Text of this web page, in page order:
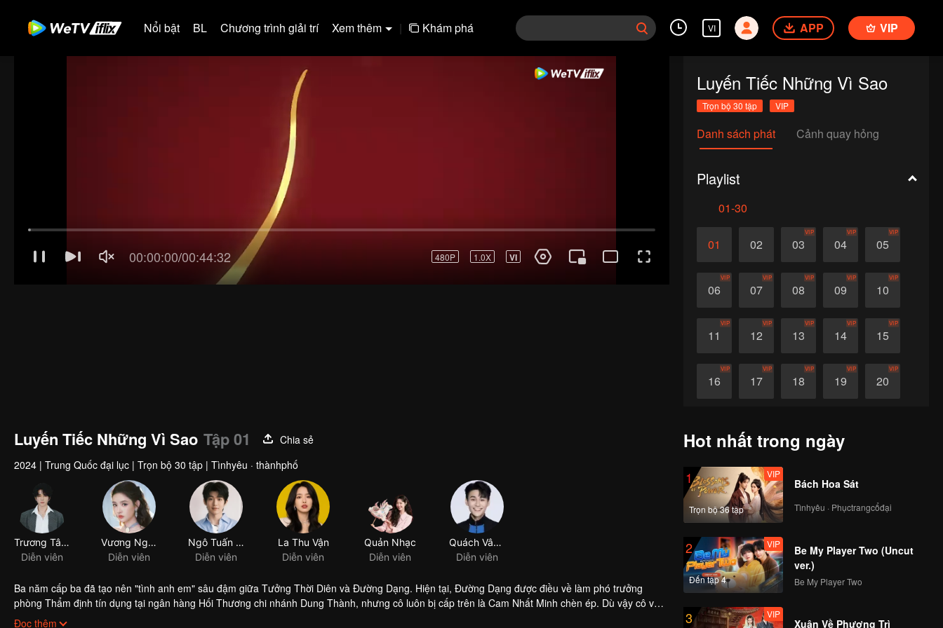
Nổi bật BL Chương trình giải trí Xem thêm | Khám phá VI APP VIP
Luyến Tiếc Những Vì Sao
Trọn bộ 30 tập VIP
Danh sách phát Cảnh quay hỏng
Playlist
01-30
01 02 03
VIP
04
VIP
05
VIP
06
VIP
07
VIP
08
VIP
09
VIP
10
VIP
11
VIP
12
VIP
13
VIP
14
VIP
15
VIP
16
VIP
17
VIP
18
VIP
19
VIP
20
VIP
26 27
Luyến Tiếc Những Vì Sao Tập 01
Chia sẻ
2024 | Trung Quốc đại lục | Trọn bộ 30 tập | Tìnhyêu · thànhphố
Trương Tân Thành
Diễn viên
Vương Ngọc Văn
Diễn viên
Ba năm cấp ba đã tạo nên "tình anh em" sâu đậm giữa Tưởng Thời Diên và Đường Dạng. Hiện tại, Đường Dạng được điều về làm phó trưởng
phòng Thẩm định tín dụng tại ngân hàng Hối Thương chi nhánh Dung Thành, nhưng cô luôn bị cấp trên là Cam Nhất Minh chèn ép. Dù vậy cô vẫn
chống lại ý kiến đám đông để duyệt khoản vay cho hộ kinh doanh nhỏ "Đồ kho Chí Lan". Trong khi đó, Tưởng Thời Diên, người sáng lập ra "Món
Đọc thêm
Hot nhất trong ngày
1
Trọn bộ 36 tập
VIP
Bách Hoa Sát
Tìnhyêu · Phụctrangcổđại
2
Đến tập 4
VIP
Be My Player Two (Uncut
ver.)
Be My Player Two
3 VIP
Xuân Về Phượng Trì